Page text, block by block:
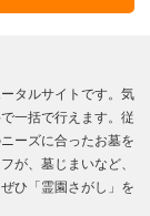
タルサイトです。気
一括で行えます。従
ーズに合ったお墓を
が、墓じまいなど、
ひ「霊園さがし」を